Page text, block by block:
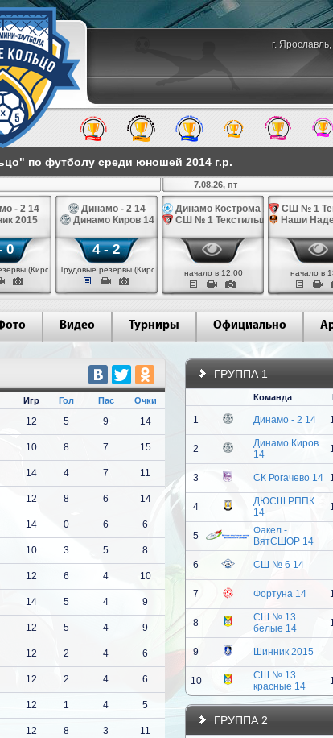
г.
по футболу среди юношей 2014 г.р.
- 2 14
2015
0
(Киров)
Динамо - 2 14
Динамо Киров 14
4 - 2
Трудовые резервы (Киров)
7.08.26, пт
Динамо Кострома 14
СШ № 1 Текстильщик 14
начало в 12:00
СШ № 1
Наши
начало в
Видео Турниры Официально
Игр Гол Пас Очки
12 5 9 14
10 8 7 15
14 4 7 11
12 8 6 14
14 0 6 6
10 3 5 8
12 6 4 10
14 5 4 9
12 5 4 9
12 2 4 6
12 2 4 6
12 1 4 5
12 8 3 11
ГРУППА 1
Команда
1 Динамо - 2 14
2
Динамо Киров
14
3 СК Рогачево 14
4
ДЮСШ РППК
14
5
Факел -
ВятСШОР 14
6 СШ № 6 14
7 Фортуна 14
8
СШ № 13
белые 14
9 Шинник 2015
10
СШ № 13
красные 14
ГРУППА 2